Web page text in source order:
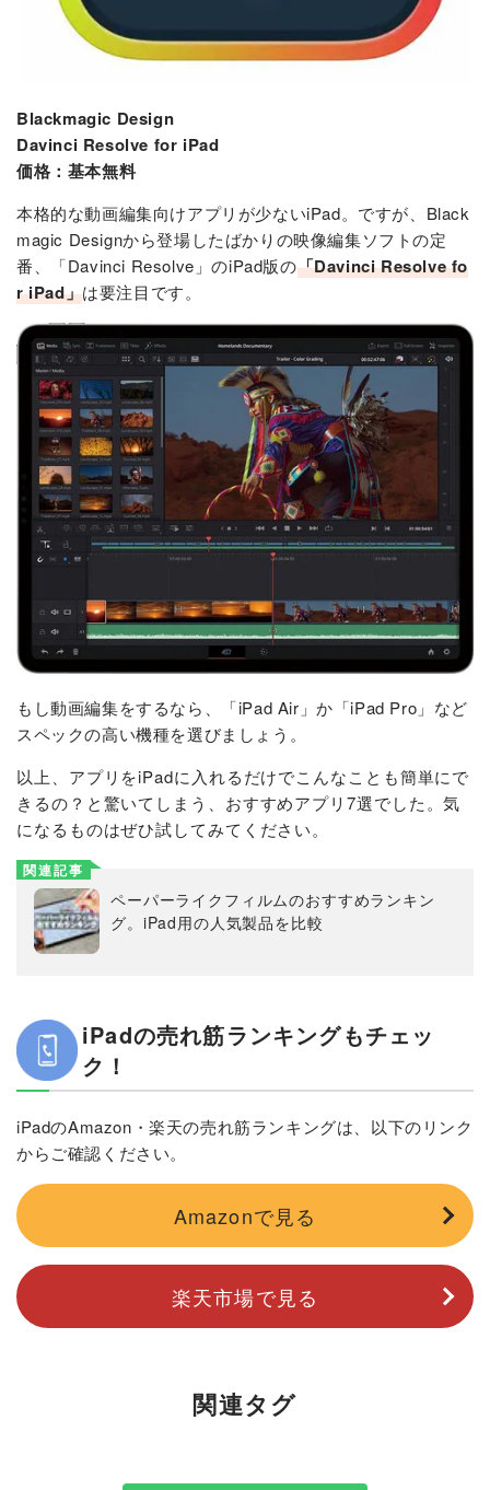
Blackmagic Design
Davinci Resolve for iPad
価格：基本無料
本格的な動画編集向けアプリが少ないiPad。ですが、Black
magic Designから登場したばかりの映像編集ソフトの定
番、「Davinci Resolve」のiPad版の「Davinci Resolve fo
r iPad」は要注目です。
もし動画編集をするなら、「iPad Air」か「iPad Pro」など
スペックの高い機種を選びましょう。
以上、 アプリをiPadに入れるだけでこんなことも簡単にで
きるの？と驚いてしまう、おすすめアプリ7選でした。気
になるものはぜひ試してみてください。
関連記事
ペーパーライクフィルムのおすすめランキン
グ。iPad用の人気製品を比較
iPadの売れ筋ランキングもチェッ
ク！
iPadのAmazon・楽天の売れ筋ランキングは、以下のリンク
からご確認ください。
Amazonで見る
楽天市場で見る
関連タグ